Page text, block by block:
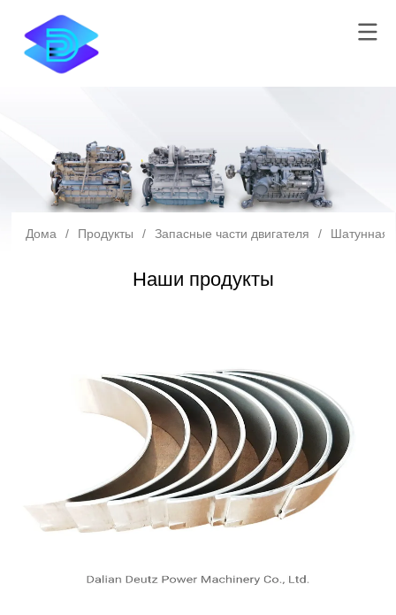
Дома / Продукты / Запасные части двигателя / Шатунная
Наши продукты